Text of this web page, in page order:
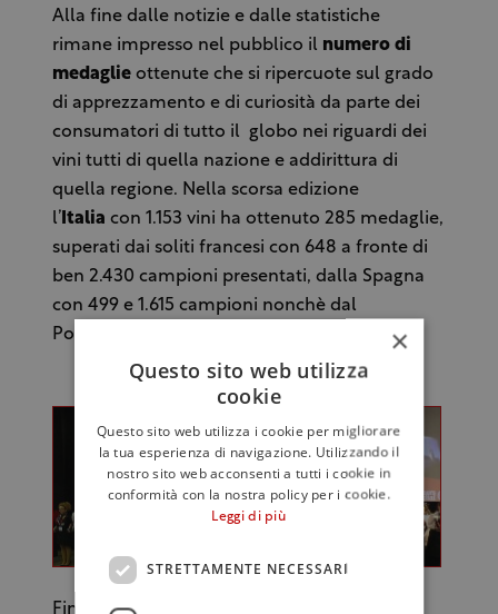
Alla fine dalle notizie e dalle statistiche
rimane impresso nel pubblico il numero di
medaglie ottenute che si ripercuote sul grado
di apprezzamento e di curiosità da parte dei
consumatori di tutto il globo nei riguardi dei
vini tutti di quella nazione e addirittura di
quella regione. Nella scorsa edizione
l’ Italia con 1.153 vini ha ottenuto 285 medaglie,
superati dai soliti francesi con 648 a fronte di
ben 2.430 campioni presentati, dalla Spagna
con 499 e 1.615 campioni nonchè dal
Portogallo con 325 e 964 esemplari.
Finora i vini italiani già arrivati al Concorso
×
Questo sito web utilizza
cookie
Questo sito web utilizza i cookie per migliorare
la tua esperienza di navigazione. Utilizzando il
nostro sito web acconsenti a tutti i cookie in
conformità con la nostra policy per i cookie.
Leggi di più
STRETTAMENTE NECESSARI